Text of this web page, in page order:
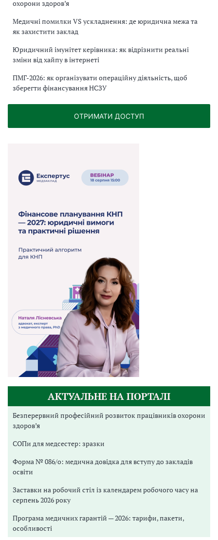
охорони здоров’я
Медичні помилки VS ускладнення: де юридична межа та
як захистити заклад
Юридичний імунітет керівника: як відрізнити реальні
зміни від хайпу в інтернеті
ПМГ-2026: як організувати операційну діяльність, щоб
зберегти фінансування НСЗУ
ОТРИМАТИ ДОСТУП
АКТУАЛЬНЕ НА ПОРТАЛІ
Безперервний професійний розвиток працівників охорони
здоров’я
СОПи для медсестер: зразки
Форма № 086/о: медична довідка для вступу до закладів
освіти
Заставки на робочий стіл із календарем робочого часу на
серпень 2026 року
Програма медичних гарантій — 2026: тарифи, пакети,
особливості